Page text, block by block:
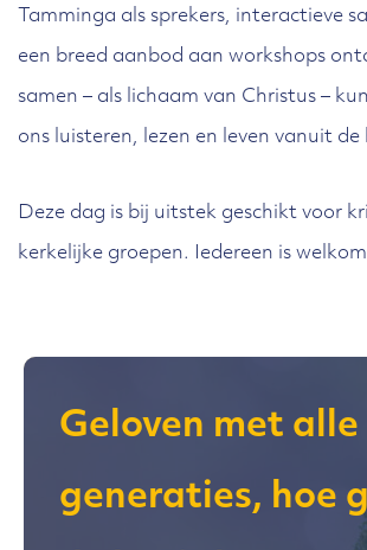
Tamminga als sprekers, interactieve
een breed aanbod aan workshops
samen – als lichaam van Christus –
ons luisteren, lezen en leven vanuit de
Deze dag is bij uitstek geschikt voor
kerkelijke groepen. Iedereen is
Geloven met alle
generaties, hoe